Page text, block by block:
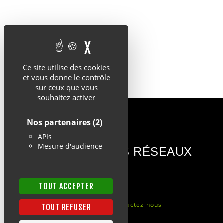
Ce site utilise des cookies
et vous donne le contrôle
sur ceux que vous
souhaitez activer
Nos partenaires(2)
APIs
Mesure d'audience
TOUT ACCEPTER
TOUT REFUSER
X
PARTAGEZ SUR LES RÉSEAUX
Mentions légales Cookies Contactez-nous